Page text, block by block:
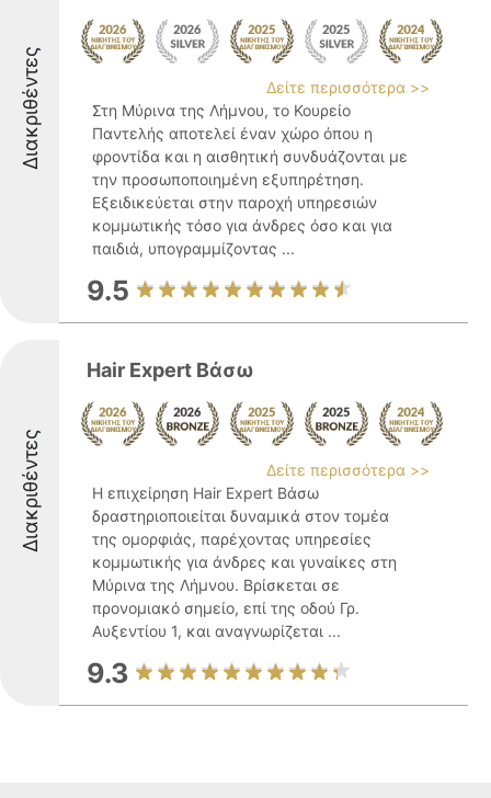
Διακριθέντες
Δείτε περισσότερα >>
Στη Μύρινα της Λήμνου, το Κουρείο
Παντελής αποτελεί έναν χώρο όπου η
φροντίδα και η αισθητική συνδυάζονται με
την προσωποποιημένη εξυπηρέτηση.
Εξειδικεύεται στην παροχή υπηρεσιών
κομμωτικής τόσο για άνδρες όσο και για
παιδιά, υπογραμμίζοντας ...
9.5
Διακριθέντες
Hair Expert Βάσω
Δείτε περισσότερα >>
Η επιχείρηση Hair Expert Βάσω
δραστηριοποιείται δυναμικά στον τομέα
της ομορφιάς, παρέχοντας υπηρεσίες
κομμωτικής για άνδρες και γυναίκες στη
Μύρινα της Λήμνου. Βρίσκεται σε
προνομιακό σημείο, επί της οδού Γρ.
Αυξεντίου 1, και αναγνωρίζεται ...
9.3